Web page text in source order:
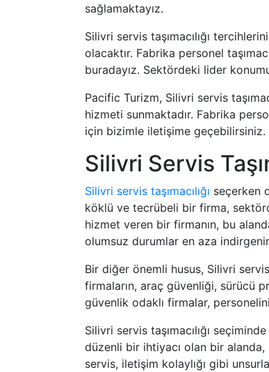
sağlamaktayız.
Silivri servis taşımacılığı
olacaktır. Fabrika personel
buradayız. Sektördeki lider
Pacific Turizm, Silivri servis
hizmeti sunmaktadır. Fabrika
için bizimle iletişime geçebilirsiniz.
Silivri Servis
Silivri servis taşımacılığı seçerken
köklü ve tecrübeli bir firma,
hizmet veren bir firmanın, bu
olumsuz durumlar en aza
Bir diğer önemli husus, Silivri servis
firmaların, araç güvenliği, sürücü
güvenlik odaklı firmalar,
Silivri servis taşımacılığı
düzenli bir ihtiyacı olan bir alanda,
servis, iletişim kolaylığı gibi